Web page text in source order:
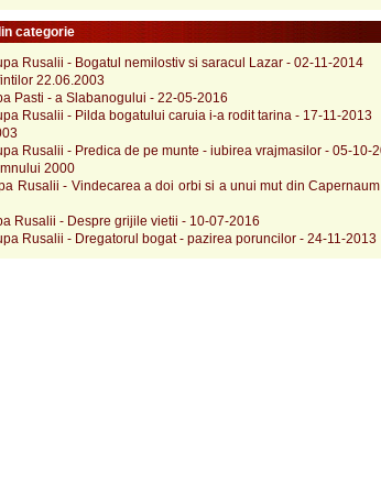
categorie
Rusalii - Bogatul nemilostiv si saracul Lazar - 02-11-2014
22.06.2003
Pasti - a Slabanogului - 22-05-2016
Rusalii - Pilda bogatului caruia i-a rodit tarina - 17-11-2013
Rusalii - Predica de pe munte - iubirea vrajmasilor - 05-10-
2000
Rusalii - Vindecarea a doi orbi si a unui mut din
Rusalii - Despre grijile vietii - 10-07-2016
Rusalii - Dregatorul bogat - pazirea poruncilor - 24-11-2013